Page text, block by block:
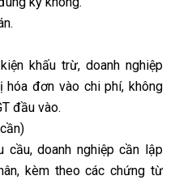
khấu trừ, doanh nghiệp
đơn vào chi phí, không
đầu vào.
cầu, doanh nghiệp cần lập
kèm theo các chứng từ